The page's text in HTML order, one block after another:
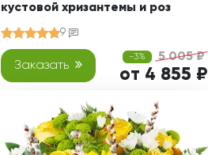
кустовой хризантемы и роз
9
Заказать
-3% 5 005 ₽
от 4 855 ₽